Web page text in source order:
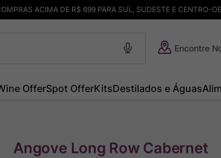
ACIMA DE R$ 699 PARA SUL, SUDESTE E CENTRO-
Encontre
OfferSpot OfferKitsDestilados e Águas
Angove Long Row Cabernet